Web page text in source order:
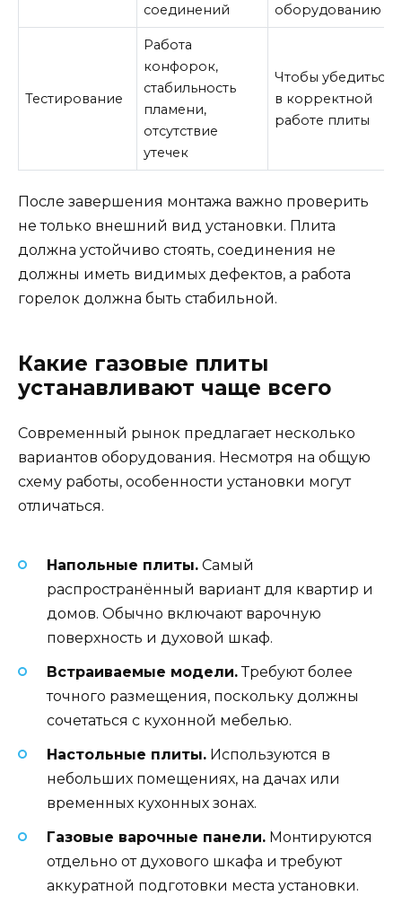
соединений
оборудованию
Тестирование
Работа
конфорок,
стабильность
пламени,
отсутствие
утечек
Чтобы убедиться
в корректной
работе плиты
После завершения монтажа важно проверить
не только внешний вид установки. Плита
должна устойчиво стоять, соединения не
должны иметь видимых дефектов, а работа
горелок должна быть стабильной.
Какие газовые плиты
устанавливают чаще всего
Современный рынок предлагает несколько
вариантов оборудования. Несмотря на общую
схему работы, особенности установки могут
отличаться.
Напольные плиты. Самый
распространённый вариант для квартир и
домов. Обычно включают варочную
поверхность и духовой шкаф.
Встраиваемые модели.Требуют более
точного размещения, поскольку должны
сочетаться с кухонной мебелью.
Настольные плиты. Используются в
небольших помещениях, на дачах или
временных кухонных зонах.
Газовые варочные панели. Монтируются
отдельно от духового шкафа и требуют
аккуратной подготовки места установки.